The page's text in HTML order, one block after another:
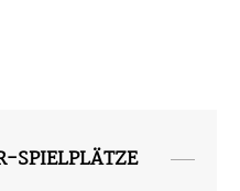
SPIELPLÄTZE